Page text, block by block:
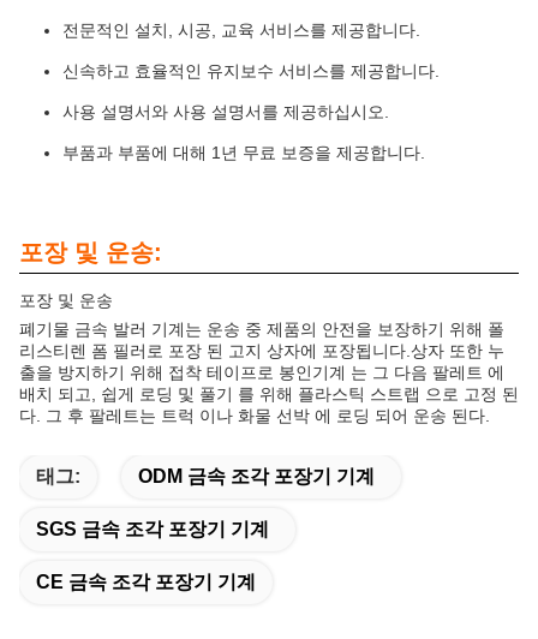
전문적인 설치, 시공, 교육 서비스를 제공합니다.
신속하고 효율적인 유지보수 서비스를 제공합니다.
사용 설명서와 사용 설명서를 제공하십시오.
부품과 부품에 대해 1년 무료 보증을 제공합니다.
포장 및 운송:
포장 및 운송
폐기물 금속 발러 기계는 운송 중 제품의 안전을 보장하기 위해 폴
리스티렌 폼 필러로 포장 된 고지 상자에 포장됩니다.상자 또한 누
출을 방지하기 위해 접착 테이프로 봉인기계 는 그 다음 팔레트 에
배치 되고, 쉽게 로딩 및 풀기 를 위해 플라스틱 스트랩 으로 고정 된
다. 그 후 팔레트는 트럭 이나 화물 선박 에 로딩 되어 운송 된다.
태그: ODM 금속 조각 포장기 기계
SGS 금속 조각 포장기 기계
CE 금속 조각 포장기 기계